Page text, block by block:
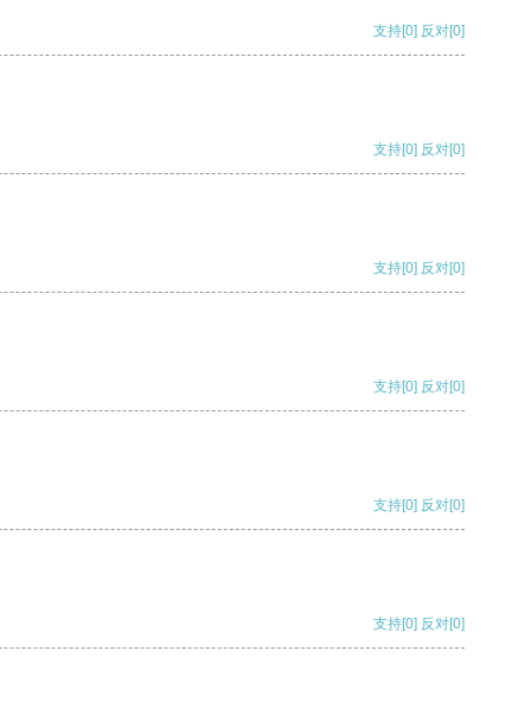
支持[0] 反对[0]
支持[0] 反对[0]
支持[0] 反对[0]
支持[0] 反对[0]
支持[0] 反对[0]
支持[0] 反对[0]